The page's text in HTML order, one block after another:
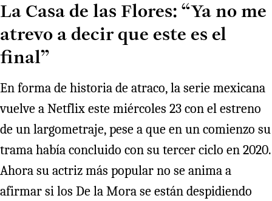
La Casa de las Flores: “Ya no me
atrevo a decir que este es el
final”
En forma de historia de atraco, la serie mexicana
vuelve a Netflix este miércoles 23 con el estreno
de un largometraje, pese a que en un comienzo su
trama había concluido con su tercer ciclo en 2020.
Ahora su actriz más popular no se anima a
afirmar si los De la Mora se están despidiendo